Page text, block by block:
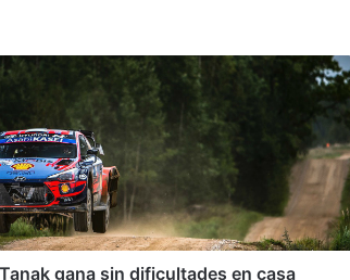
Tanak gana sin dificultades en casa